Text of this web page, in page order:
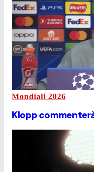
Mondiali 2026
Klopp